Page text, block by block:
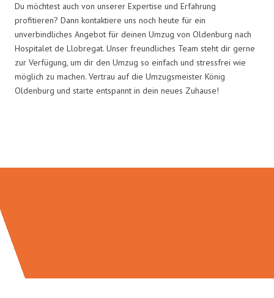
Du möchtest auch von unserer Expertise und Erfahrung
profitieren? Dann kontaktiere uns noch heute für ein
unverbindliches Angebot für deinen Umzug von Oldenburg nach
Hospitalet de Llobregat. Unser freundliches Team steht dir gerne
zur Verfügung, um dir den Umzug so einfach und stressfrei wie
möglich zu machen. Vertrau auf die Umzugsmeister König
Oldenburg und starte entspannt in dein neues Zuhause!